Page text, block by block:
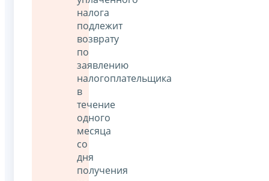
налога
подлежит
возврату
по
заявлению
налогоплательщика
в
течение
одного
месяца
со
дня
получения